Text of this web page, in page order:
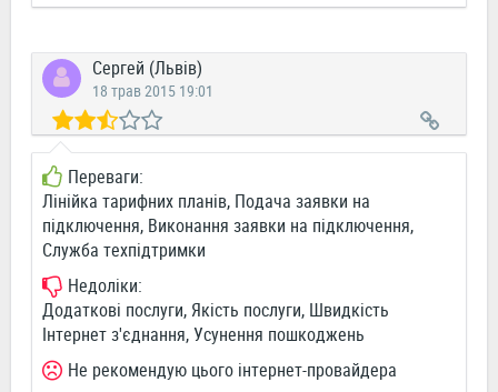
Сергей (Львів)
18 трав 2015 19:01
Переваги:
Лінійка тарифних планів, Подача заявки на
підключення, Виконання заявки на підключення,
Служба техпідтримки
Недоліки:
Додаткові послуги, Якість послуги, Швидкість
Інтернет з'єднання, Усунення пошкоджень
Не рекомендую цього інтернет-провайдера